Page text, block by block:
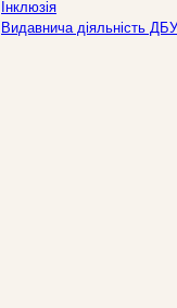
Інклюзія
Видавнича діяльність